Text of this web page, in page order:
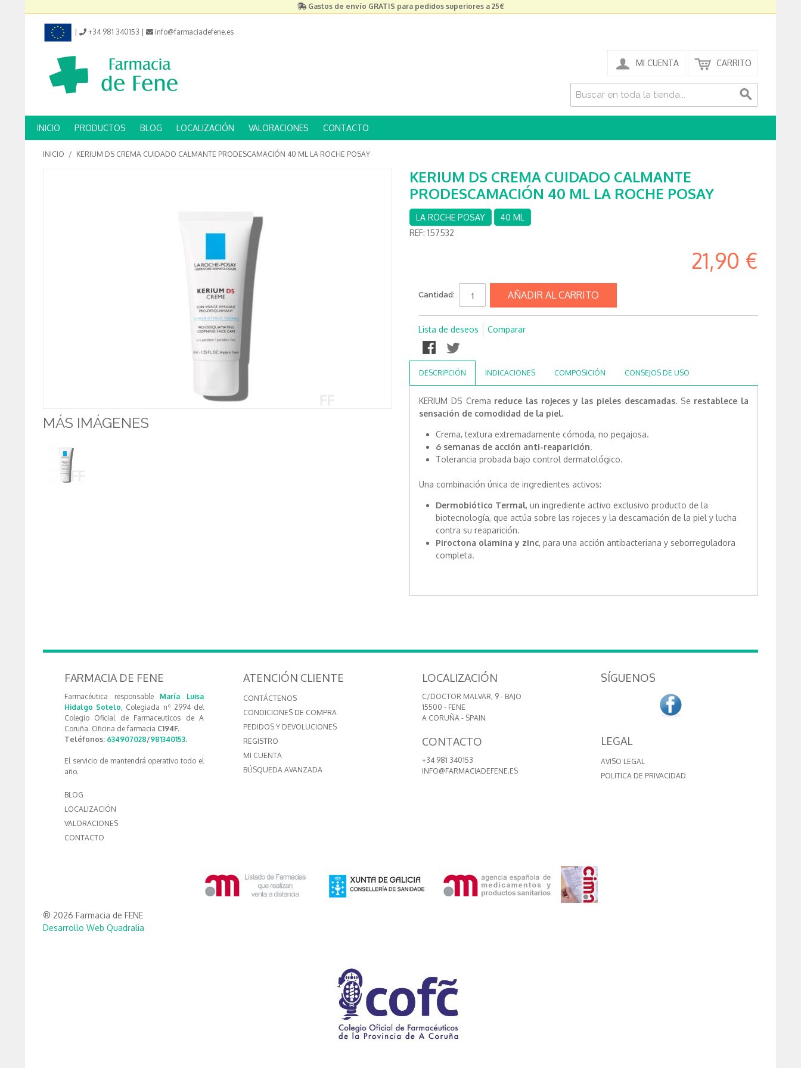
Gastos de envío GRATIS para pedidos superiores a 25€
+34 981 340153 info@farmaciadefene.es
MI CUENTA CARRITO
INICIO PRODUCTOS BLOG LOCALIZACIÓN VALORACIONES CONTACTO
INICIO / KERIUM DS CREMA CUIDADO CALMANTE PRODESCAMACIÓN 40 ML LA ROCHE POSAY
MÁS IMÁGENES
KERIUM DS CREMA CUIDADO CALMANTE
PRODESCAMACIÓN 40 ML LA ROCHE POSAY
LA ROCHE POSAY
40 ML
REF: 157532
21,90 €
Cantidad: AÑADIR AL CARRITO
Lista de deseos Comparar
DESCRIPCIÓN INDICACIONES COMPOSICIÓN CONSEJOS DE USO
KERIUM DS Crema reduce las rojeces y las pieles descamadas. Se restablece la
sensación de comodidad de la piel.
Crema, textura extremadamente cómoda, no pegajosa.
6 semanas de acción anti-reaparición.
Tolerancia probada bajo control dermatológico.
Una combinación única de ingredientes activos:
Dermobiótico Termal, un ingrediente activo exclusivo producto de la
biotecnología, que actúa sobre las rojeces y la descamación de la piel y lucha
contra su reaparición.
Piroctona olamina y zinc, para una acción antibacteriana y seborreguladora
completa.
FARMACIA DE FENE
Farmacéutica responsable María Luisa
Hidalgo Sotelo, Colegiada nº 2994 del
Colegio Oficial de Farmaceuticos de A
Coruña. Oficina de farmacia C194F.
Teléfonos: 634907028/981340153.
El servicio de mantendrá operativo todo el
año.
BLOG
LOCALIZACIÓN
VALORACIONES
CONTACTO
ATENCIÓN CLIENTE
CONTÁCTENOS
CONDICIONES DE COMPRA
PEDIDOS Y DEVOLUCIONES
REGISTRO
MI CUENTA
BÚSQUEDA AVANZADA
LOCALIZACIÓN
C/DOCTOR MALVAR, 9 - BAJO
15500 - FENE
A CORUÑA - SPAIN
CONTACTO
+34 981 340153
INFO@FARMACIADEFENE.ES
SÍGUENOS
LEGAL
AVISO LEGAL
POLITICA DE PRIVACIDAD
® 2026 Farmacia de FENE
Desarrollo Web Quadralia